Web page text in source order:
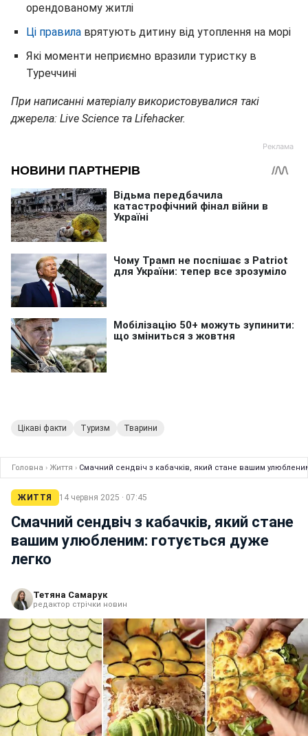
орендованому житлі
Ці правила врятують дитину від утоплення на морі
Які моменти неприємно вразили туристку в
Туреччині
При написанні матеріалу використовувалися такі
джерела: Live Science та Lifehacker.
Цікаві факти Туризм Тварини
Головна › Життя › Смачний сендвіч з кабачків, який стане вашим
ЖИТТЯ 14 червня 2025 · 07:45
Смачний сендвіч з кабачків, який стане
вашим улюбленим: готується дуже
легко
Тетяна Самарук
редактор стрічки новин